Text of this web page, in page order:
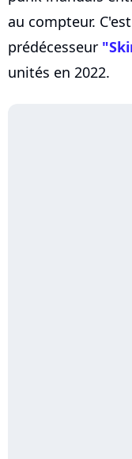
au compteur.
prédécesseur
unités en 2022.